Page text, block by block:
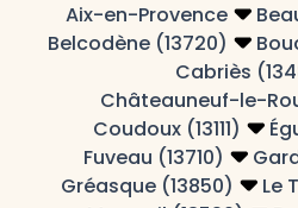
Aix-en-Provence
Belcodène (13720)
Cabriès
Châteauneuf-le-
Coudoux (13111)
Fuveau (13710)
Gréasque (13850)
Le